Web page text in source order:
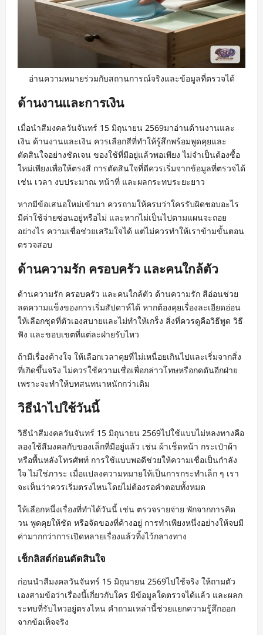
อ่านความหมายร่วมกับสถานการณ์จริงและข้อมูลที่ตรวจได้
ด้านงานและการเงิน
เมื่อนำสีมงคลวันจันทร์ 15 มิถุนายน 2569มาอ่านด้านงานและ
เงิน ด้านงานและเงิน ควรเลือกสีที่ทำให้รู้สึกพร้อมพูดคุยและ
ตัดสินใจอย่างชัดเจน ของใช้ที่มีอยู่แล้วพอเพียง ไม่จำเป็นต้องซื้อ
ใหม่เพียงเพื่อให้ตรงสี การตัดสินใจที่ดีควรเริ่มจากข้อมูลที่ตรวจได้
เช่น เวลา งบประมาณ หน้าที่ และผลกระทบระยะยาว
หากมีข้อเสนอใหม่เข้ามา ควรถามให้ครบว่าใครรับผิดชอบอะไร
มีค่าใช้จ่ายซ่อนอยู่หรือไม่ และหากไม่เป็นไปตามแผนจะถอย
อย่างไร ความเชื่อช่วยเสริมใจได้ แต่ไม่ควรทำให้เราข้ามขั้นตอน
ตรวจสอบ
ด้านความรัก ครอบครัว และคนใกล้ตัว
ด้านความรัก ครอบครัว และคนใกล้ตัว ด้านความรัก สีอ่อนช่วย
ลดความแข็งของการเริ่มสัปดาห์ได้ หากต้องคุยเรื่องละเอียดอ่อน
ให้เลือกชุดที่ตัวเองสบายและไม่ทำให้เกร็ง สิ่งที่ควรดูคือวิธีพูด วิธี
ฟัง และขอบเขตที่แต่ละฝ่ายรับไหว
ถ้ามีเรื่องค้างใจ ให้เลือกเวลาคุยที่ไม่เหนื่อยเกินไปและเริ่มจากสิ่ง
ที่เกิดขึ้นจริง ไม่ควรใช้ความเชื่อเพื่อกล่าวโทษหรือกดดันอีกฝ่าย
เพราะจะทำให้บทสนทนาหนักกว่าเดิม
วิธีนำไปใช้วันนี้
วิธีนำสีมงคลวันจันทร์ 15 มิถุนายน 2569ไปใช้แบบไม่หลงทางคือ
ลองใช้สีมงคลกับของเล็กที่มีอยู่แล้ว เช่น ผ้าเช็ดหน้า กระเป๋าผ้า
หรือพื้นหลังโทรศัพท์ การใช้แบบพอดีช่วยให้ความเชื่อเป็นกำลัง
ใจ ไม่ใช่ภาระ เมื่อแปลงความหมายให้เป็นการกระทำเล็ก ๆ เรา
จะเห็นว่าควรเริ่มตรงไหนโดยไม่ต้องรอคำตอบทั้งหมด
ให้เลือกหนึ่งเรื่องที่ทำได้วันนี้ เช่น ตรวจรายจ่าย พักจากการคิด
วน พูดคุยให้ชัด หรือจัดของที่ค้างอยู่ การทำเพียงหนึ่งอย่างให้จบมี
ค่ามากกว่าการเปิดหลายเรื่องแล้วทิ้งไว้กลางทาง
เช็กลิสต์ก่อนตัดสินใจ
ก่อนนำสีมงคลวันจันทร์ 15 มิถุนายน 2569ไปใช้จริง ให้ถามตัว
เองสามข้อว่าเรื่องนี้เกี่ยวกับใคร มีข้อมูลใดตรวจได้แล้ว และผลก
ระทบที่รับไหวอยู่ตรงไหน คำถามเหล่านี้ช่วยแยกความรู้สึกออก
จากข้อเท็จจริง